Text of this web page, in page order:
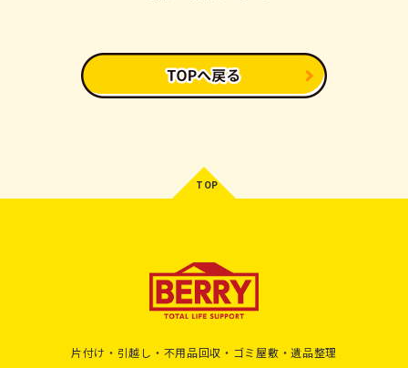
片付け・引越し・不用品回収・ゴミ屋敷・遺品整理